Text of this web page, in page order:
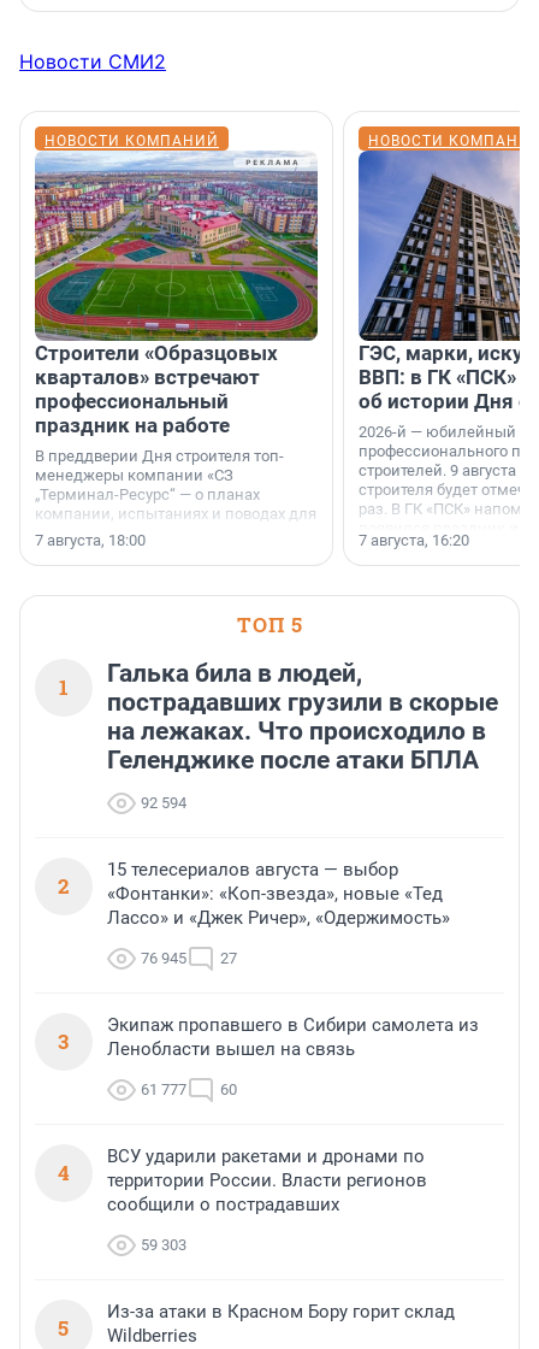
Новости СМИ2
НОВОСТИ КОМПАНИЙ
Строители «Образцовых
кварталов» встречают
профессиональный
праздник на работе
В преддверии Дня строителя топ-
менеджеры компании «СЗ
„Терминал-Ресурс“ — о планах
компании, испытаниях и поводах для
осторожного оптимизма.
7 августа, 18:00
НОВОСТИ
ГЭС, марки,
ВВП: в ГК «ПСК»
об истории Дня
2026-й — юбилейный
профессионального
строителей. 9 августа
строителя будет
раз. В ГК «ПСК»
поменялась роль
7 августа, 16:20
ТОП 5
1
Галька била в людей,
пострадавших грузили в скорые
на лежаках. Что происходило в
Геленджике после атаки БПЛА
92 594
2
15 телесериалов августа — выбор
«Фонтанки»: «Коп-звезда», новые «Тед
Лассо» и «Джек Ричер», «Одержимость»
76 945 27
3
Экипаж пропавшего в Сибири самолета из
Ленобласти вышел на связь
61 777 60
4
ВСУ ударили ракетами и дронами по
территории России. Власти регионов
сообщили о пострадавших
59 303
5
Из-за атаки в Красном Бору горит склад
Wildberries